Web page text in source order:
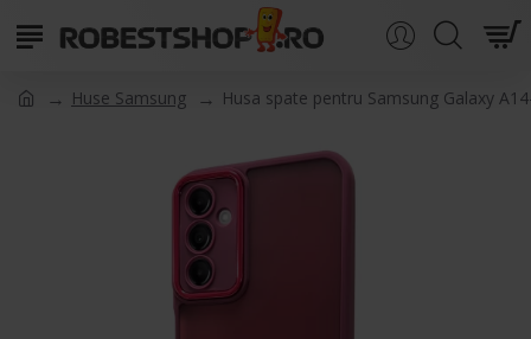
Huse Samsung Husa spate pentru Samsung Galaxy